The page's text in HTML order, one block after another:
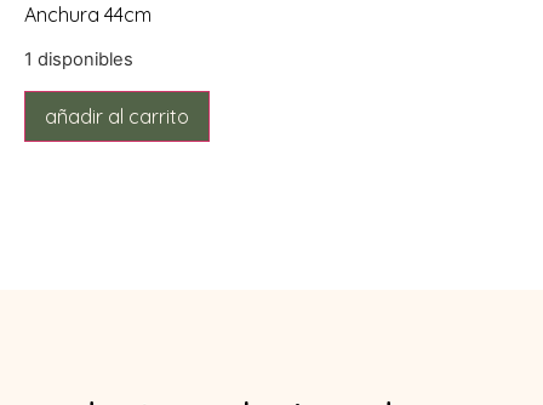
Anchura 44cm
1 disponibles
añadir al carrito